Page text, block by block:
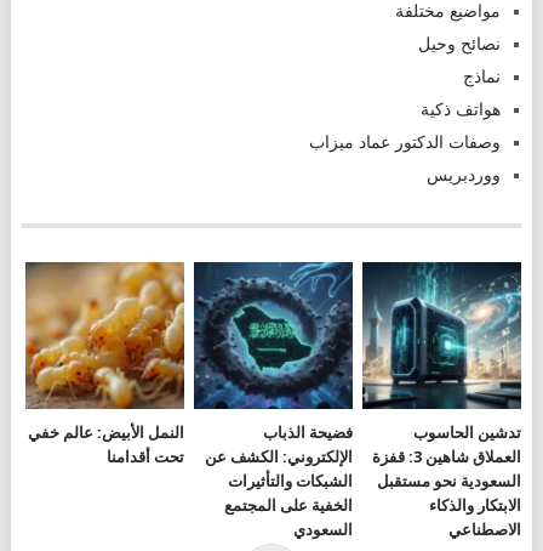
مواضيع مختلفة
نصائح وحيل
نماذج
هواتف ذكية
وصفات الدكتور عماد ميزاب
ووردبريس
تدشين الحاسوب
العملاق شاهين 3: قفزة
السعودية نحو مستقبل
الابتكار والذكاء
الاصطناعي
فضيحة الذباب
الإلكتروني: الكشف عن
الشبكات والتأثيرات
الخفية على المجتمع
السعودي
النمل الأبيض: عالم خفي
تحت أقدامنا